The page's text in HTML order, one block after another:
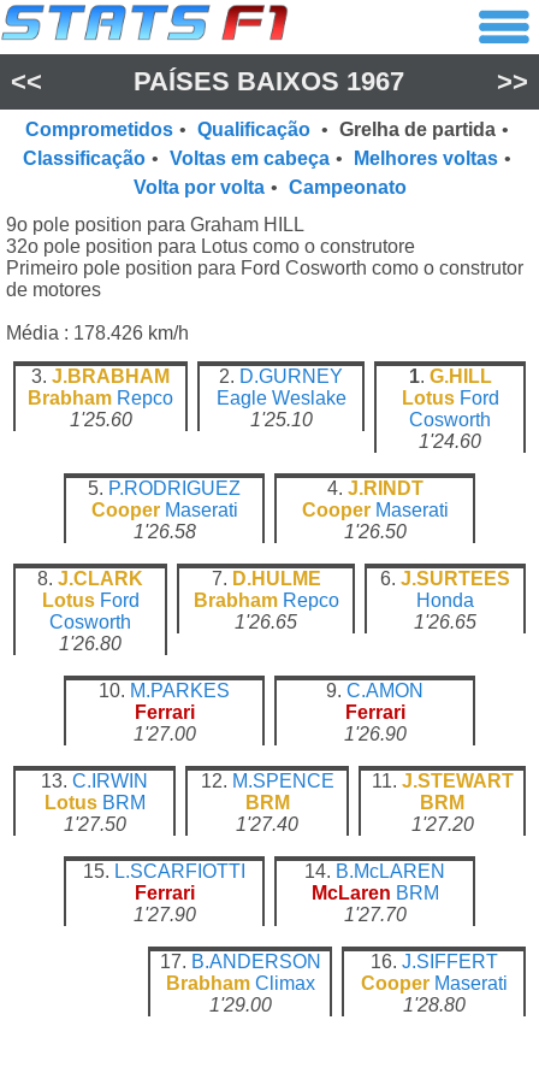
<< PAÍSES BAIXOS 1967 >>
Comprometidos • Qualificação • Grelha de partida •
Classificação • Voltas em cabeça • Melhores voltas •
Volta por volta • Campeonato
9o pole position para Graham HILL
32o pole position para Lotus como o construtore
Primeiro pole position para Ford Cosworth como o construtor
de motores
Média : 178.426 km/h
3. J.BRABHAM
Brabham Repco
1'25.60
2. D.GURNEY
Eagle Weslake
1'25.10
1. G.HILL
Lotus Ford
Cosworth
1'24.60
5. P.RODRIGUEZ
Cooper Maserati
1'26.58
4. J.RINDT
Cooper Maserati
1'26.50
8. J.CLARK
Lotus Ford
Cosworth
1'26.80
7. D.HULME
Brabham Repco
1'26.65
6. J.SURTEES
Honda
1'26.65
10. M.PARKES
Ferrari
1'27.00
9. C.AMON
Ferrari
1'26.90
13. C.IRWIN
Lotus BRM
1'27.50
12. M.SPENCE
BRM
1'27.40
11. J.STEWART
BRM
1'27.20
15. L.SCARFIOTTI
Ferrari
1'27.90
14. B.McLAREN
McLaren BRM
1'27.70
17. B.ANDERSON
Brabham Climax
1'29.00
16. J.SIFFERT
Cooper Maserati
1'28.80